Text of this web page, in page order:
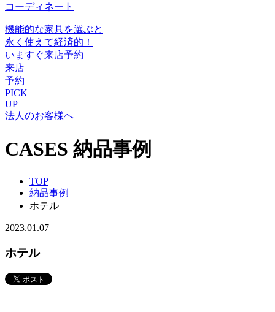
コーディネート
機能的な家具を選ぶと
永く使えて経済的！
いますぐ来店予約
来店
予約
PICK
UP
法人のお客様へ
CASES 納品事例
TOP
納品事例
ホテル
2023.01.07
ホテル